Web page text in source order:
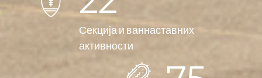
Секција и ваннаставних
активности
76